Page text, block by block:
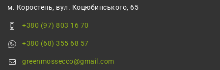
м. Коростень, вул. Коцюбинського, 65
+380 (97) 803 16 70
+380 (68) 355 68 57
greenmossecco@gmail.com